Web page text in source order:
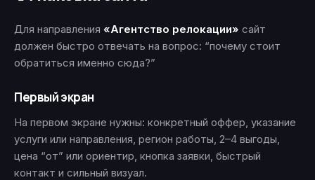
Для направления «Агентство релокации» сайт
должен быстро отвечать на вопрос: “почему стоит
обратиться именно сюда?”
Первый экран
На первом экране нужны: конкретный оффер, указание
услуги или направления, регион работы, 2–4 выгоды,
цена “от” или ориентир, кнопка заявки, быстрый
контакт и сильный визуал.